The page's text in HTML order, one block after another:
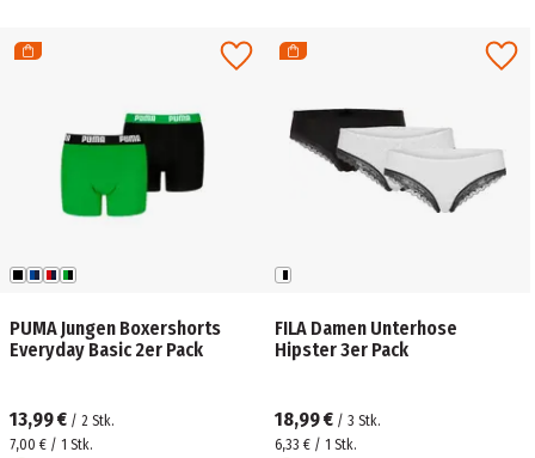
PUMA Jungen Boxershorts
Everyday Basic 2er Pack
13,99 € / 2 Stk.
7,00 € / 1 Stk.
FILA Damen Unterhose
Hipster 3er Pack
18,99 € / 3 Stk.
6,33 € / 1 Stk.